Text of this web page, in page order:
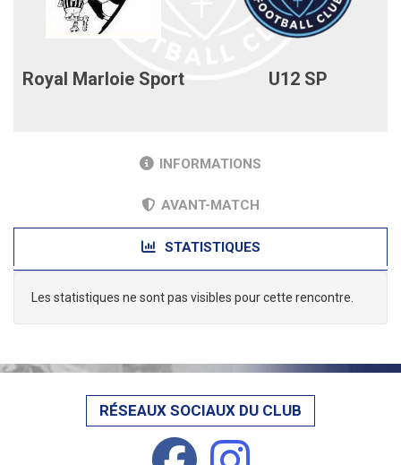
Royal Marloie Sport U12 SP
INFORMATIONS
AVANT-MATCH
STATISTIQUES
Les statistiques ne sont pas visibles pour cette rencontre.
RÉSEAUX SOCIAUX DU CLUB